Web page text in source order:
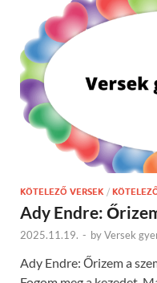
KÖTELEZŐ VERSEK /
Ady Endre:
2025.11.19. - byVersek
Ady Endre: Őrizem a